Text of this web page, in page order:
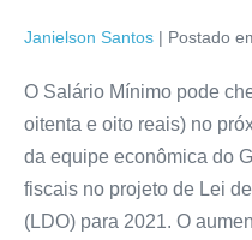
Janielson Santos | Postado
O Salário Mínimo pode
oitenta e oito reais) no
da equipe econômica do
fiscais no projeto de Lei
(LDO) para 2021. O